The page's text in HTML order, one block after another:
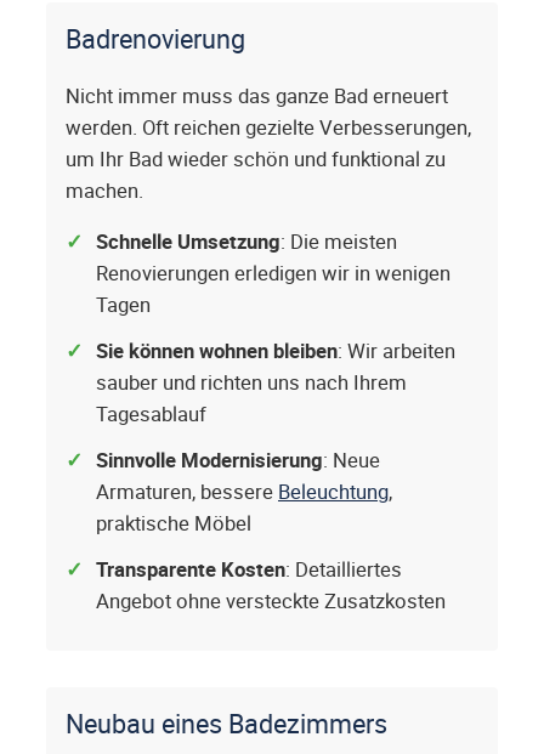
Badrenovierung
Nicht immer muss das ganze Bad erneuert
werden. Oft reichen gezielte Verbesserungen,
um Ihr Bad wieder schön und funktional zu
machen.
Schnelle Umsetzung: Die meisten
Renovierungen erledigen wir in wenigen
Tagen
Sie können wohnen bleiben: Wir arbeiten
sauber und richten uns nach Ihrem
Tagesablauf
Sinnvolle Modernisierung: Neue
Armaturen, bessere Beleuchtung,
praktische Möbel
Transparente Kosten: Detailliertes
Angebot ohne versteckte Zusatzkosten
Neubau eines Badezimmers